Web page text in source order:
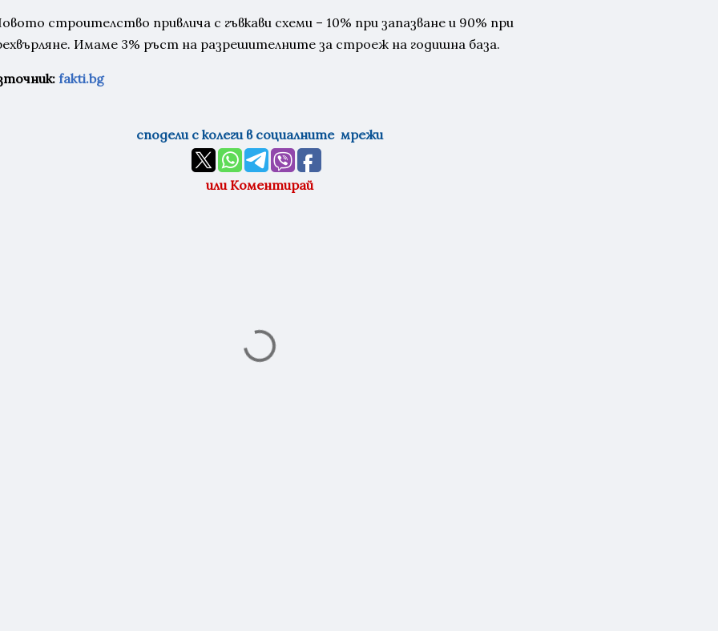
строителство привлича с гъвкави схеми – 10% при запазване и 90% при
Имаме 3% ръст на разрешителните за строеж на годишна база.
fakti.bg
сподели с колеги в социалните мрежи
или Коментирай